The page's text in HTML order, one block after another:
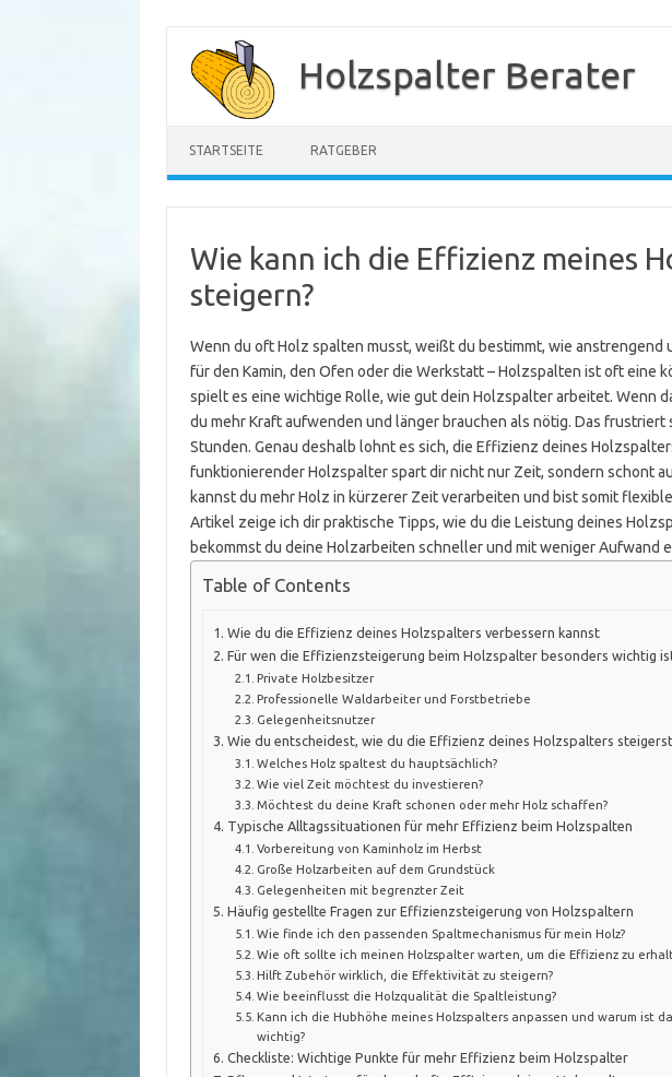
Inhalt
springen
Holzspalter Berater
STARTSEITE RATGEBER
Wie kann ich die Effizienz meines
steigern?
Wenn du oft Holz spalten musst, weißt du bestimmt, wie anstrengend
für den Kamin, den Ofen oder die Werkstatt – Holzspalten ist oft eine
spielt es eine wichtige Rolle, wie gut dein Holzspalter arbeitet. Wenn
du mehr Kraft aufwenden und länger brauchen als nötig. Das
Stunden. Genau deshalb lohnt es sich, die Effizienz deines
funktionierender Holzspalter spart dir nicht nur Zeit, sondern schont
kannst du mehr Holz in kürzerer Zeit verarbeiten und bist somit
Artikel zeige ich dir praktische Tipps, wie du die Leistung deines
bekommst du deine Holzarbeiten schneller und mit weniger Aufwand
Table of Contents
Wie du die Effizienz deines Holzspalters verbessern kannst
Für wen die Effizienzsteigerung beim Holzspalter besonders wichtig
Private Holzbesitzer
Professionelle Waldarbeiter und Forstbetriebe
Gelegenheitsnutzer
Wie du entscheidest, wie du die Effizienz deines Holzspalters steigerst
Welches Holz spaltest du hauptsächlich?
Wie viel Zeit möchtest du investieren?
Möchtest du deine Kraft schonen oder mehr Holz schaffen?
Typische Alltagssituationen für mehr Effizienz beim Holzspalten
Vorbereitung von Kaminholz im Herbst
Große Holzarbeiten auf dem Grundstück
Gelegenheiten mit begrenzter Zeit
Häufig gestellte Fragen zur Effizienzsteigerung von Holzspaltern
Wie finde ich den passenden Spaltmechanismus für mein Holz?
Wie oft sollte ich meinen Holzspalter warten, um die Effizienz zu
Hilft Zubehör wirklich, die Effektivität zu steigern?
Wie beeinflusst die Holzqualität die Spaltleistung?
Kann ich die Hubhöhe meines Holzspalters anpassen und warum ist
wichtig?
Checkliste: Wichtige Punkte für mehr Effizienz beim Holzspalter